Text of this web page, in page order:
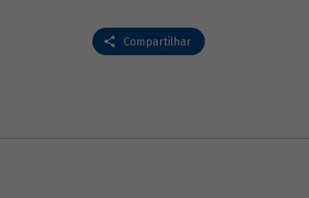
Compartilhar